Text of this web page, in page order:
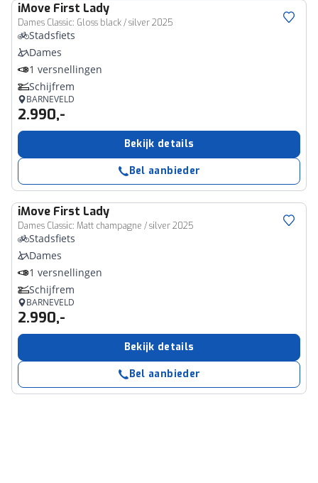
iMove First Lady
Dames Classic: Gloss black / silver 2025
Stadsfiets
Dames
1 versnellingen
Schijfrem
BARNEVELD
2.990,-
Bekijk details
Bel aanbieder
iMove First Lady
Dames Classic: Matt champagne / silver 2025
Stadsfiets
Dames
1 versnellingen
Schijfrem
BARNEVELD
2.990,-
Bekijk details
Bel aanbieder